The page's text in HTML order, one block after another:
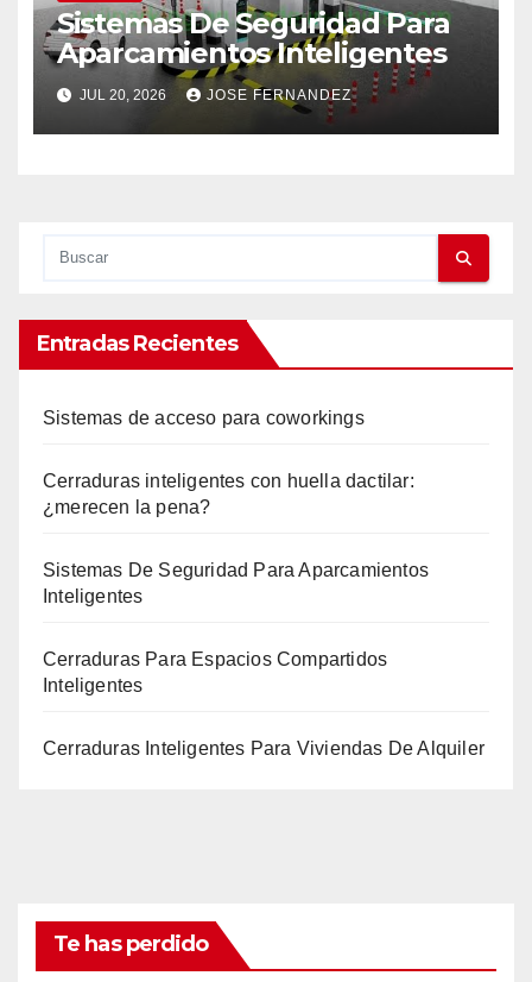
Sistemas De Seguridad Para
Aparcamientos Inteligentes
JUL 20, 2026 JOSE FERNANDEZ
Entradas Recientes
Sistemas de acceso para coworkings
Cerraduras inteligentes con huella dactilar:
¿merecen la pena?
Sistemas De Seguridad Para Aparcamientos
Inteligentes
Cerraduras Para Espacios Compartidos
Inteligentes
Cerraduras Inteligentes Para Viviendas De Alquiler
Te has perdido